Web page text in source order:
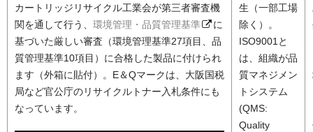
カートリッジリサイクル工業会が第三者審査機
関を通して行う、 環境管理・品質管理基準
に
基づいた厳しい審査（環境管理基準27項目、品
質管理基準10項目）に合格した製品に付けられ
ます（外箱に貼付）。E＆Qマークは、大阪国税
局など官公庁のリサイクルトナー入札条件にも
なっています。
生（一部工場
除く）。
ISO9001と
は、組織が品
質マネジメン
トシステム
(QMS:
Quality